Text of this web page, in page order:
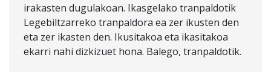
irakasten dugulakoan. Ikasgelako tranpaldotik
Legebiltzarreko tranpaldora ea zer ikusten den
eta zer ikasten den. Ikusitakoa eta ikasitakoa
ekarri nahi dizkizuet hona. Balego, tranpaldotik.